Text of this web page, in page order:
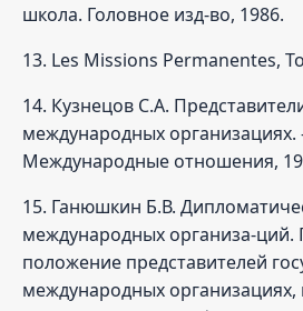
школа. Головное изд-во, 1986.
13. Les Missions Permanentes,
14. Кузнецов С.А.
международных организациях.
Международные отношения,
15. Ганюшкин Б.В.
международных организа-ций.
положение представителей
международных организациях,